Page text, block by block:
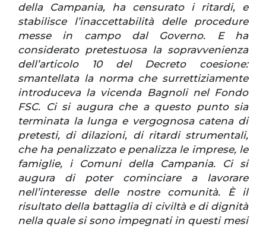
della Campania, ha censurato i ritardi, e
stabilisce l’inaccettabilità delle procedure
messe in campo dal Governo. E ha
considerato pretestuosa la sopravvenienza
dell’articolo 10 del Decreto coesione:
smantellata la norma che surrettiziamente
introduceva la vicenda Bagnoli nel Fondo
FSC. Ci si augura che a questo punto sia
terminata la lunga e vergognosa catena di
pretesti, di dilazioni, di ritardi strumentali,
che ha penalizzato e penalizza le imprese, le
famiglie, i Comuni della Campania. Ci si
augura di poter cominciare a lavorare
nell’interesse delle nostre comunità. È il
risultato della battaglia di civiltà e di dignità
nella quale si sono impegnati in questi mesi